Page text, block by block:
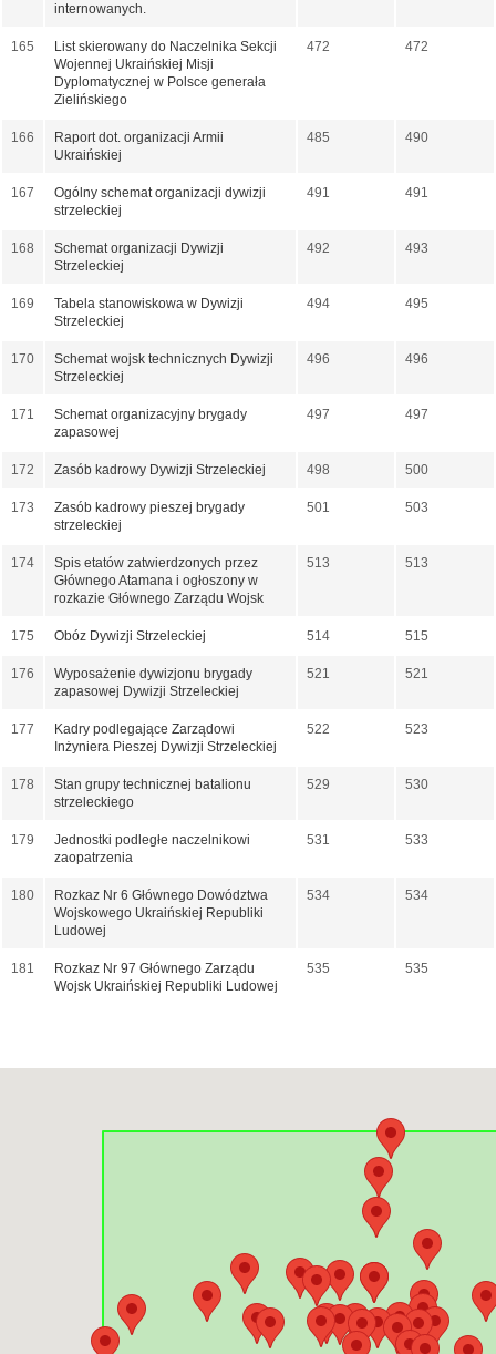
internowanych.
165
List skierowany do Naczelnika Sekcji
Wojennej Ukraińskiej Misji
Dyplomatycznej w Polsce generała
Zielińskiego
472 472
166
Raport dot. organizacji Armii
Ukraińskiej
485 490
167
Ogólny schemat organizacji dywizji
strzeleckiej
491 491
168
Schemat organizacji Dywizji
Strzeleckiej
492 493
169
Tabela stanowiskowa w Dywizji
Strzeleckiej
494 495
170
Schemat wojsk technicznych Dywizji
Strzeleckiej
496 496
171
Schemat organizacyjny brygady
zapasowej
497 497
172 Zasób kadrowy Dywizji Strzeleckiej 498 500
173
Zasób kadrowy pieszej brygady
strzeleckiej
501 503
174
Spis etatów zatwierdzonych przez
Głównego Atamana i ogłoszony w
rozkazie Głównego Zarządu Wojsk
513 513
175 Obóz Dywizji Strzeleckiej 514 515
176
Wyposażenie dywizjonu brygady
zapasowej Dywizji Strzeleckiej
521 521
177
Kadry podlegające Zarządowi
Inżyniera Pieszej Dywizji Strzeleckiej
522 523
178
Stan grupy technicznej batalionu
strzeleckiego
529 530
179
Jednostki podległe naczelnikowi
zaopatrzenia
531 533
180
Rozkaz Nr 6 Głównego Dowództwa
Wojskowego Ukraińskiej Republiki
Ludowej
534 534
181
Rozkaz Nr 97 Głównego Zarządu
Wojsk Ukraińskiej Republiki Ludowej
535 535